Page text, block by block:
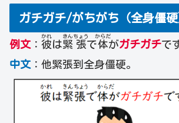
ガチガチ/がちがち（全身僵硬
例文 ： 彼
かれ
は緊
きん
張
ちょう
で体
からだ
がガチガチで
中文 ：他緊張到全身僵硬。